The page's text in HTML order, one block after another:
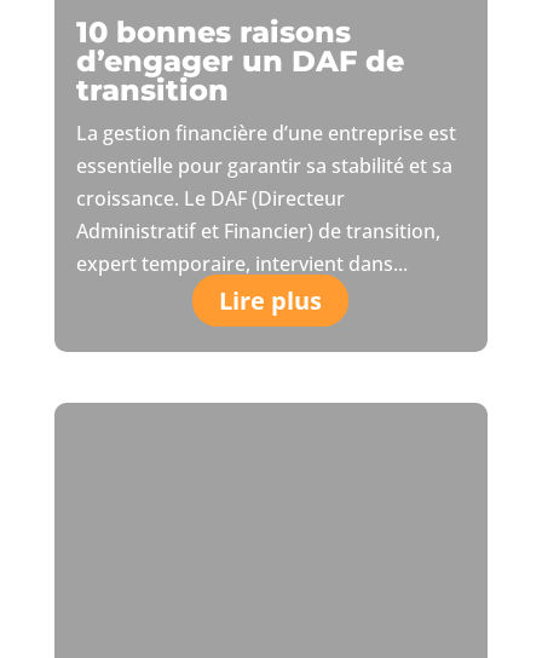
10 bonnes raisons
d’engager un DAF de
transition
La gestion financière d’une entreprise est
essentielle pour garantir sa stabilité et sa
croissance. Le DAF (Directeur
Administratif et Financier) de transition,
expert temporaire, intervient dans...
Lire plus